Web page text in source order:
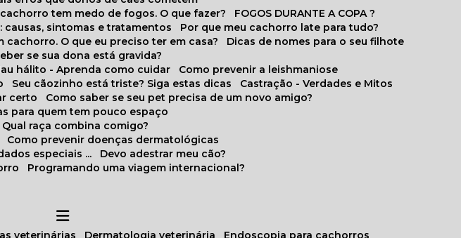
cachorro tem medo de fogos. O que fazer?
FOGOS DURANTE A COPA ?
causas, sintomas e tratamentos
Por que meu cachorro late para tudo?
cachorro. O que eu preciso ter em casa?
Dicas de nomes para o seu filhote
se sua dona está gravida?
Mau hálito - Aprenda como cuidar
Como prevenir a leishmaniose
Seu cãozinho está triste? Siga estas dicas
Castração - Verdades e Mitos
certo
Como saber se seu pet precisa de um novo amigo?
para quem tem pouco espaço
Qual raça combina comigo?
Como prevenir doenças dermatológicas
especiais ...
Devo adestrar meu cão?
Programando uma viagem internacional?
veterinárias dermatologia veterinária
endoscopia para cachorros